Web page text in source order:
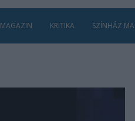
MAGAZIN KRITIKA SZÍNHÁZ MA